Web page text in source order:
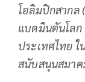
โอลิมปิกสากล
แบดมินตันโล
ประเทศไทย
สนับสนุนสมา